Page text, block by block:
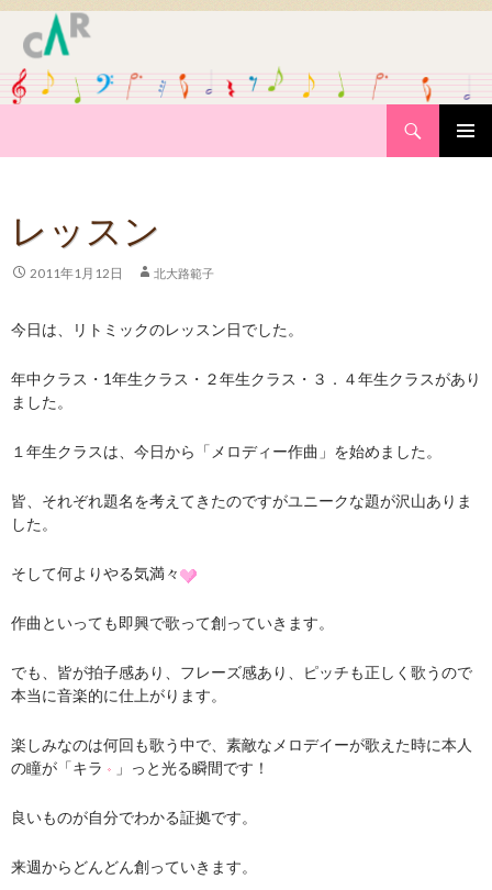
レッスン
2011年1月12日 北大路範子
今日は、リトミックのレッスン日でした。
年中クラス・1年生クラス・２年生クラス・３．４年生クラスがあり
ました。
１年生クラスは、今日から「メロディー作曲」を始めました。
皆、それぞれ題名を考えてきたのですがユニークな題が沢山ありま
した。
そして何よりやる気満々
作曲といっても即興で歌って創っていきます。
でも、皆が拍子感あり、フレーズ感あり、ピッチも正しく歌うので
本当に音楽的に仕上がります。
楽しみなのは何回も歌う中で、素敵なメロデイーが歌えた時に本人
の瞳が「キラ
」っと光る瞬間です！
良いものが自分でわかる証拠です。
来週からどんどん創っていきます。